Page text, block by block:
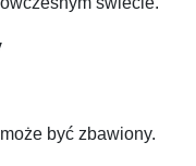
być zbawiony.